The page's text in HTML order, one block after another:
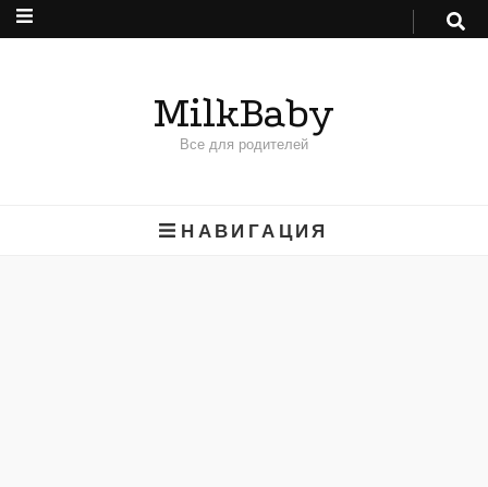
MilkBaby
Все для родителей
НАВИГАЦИЯ